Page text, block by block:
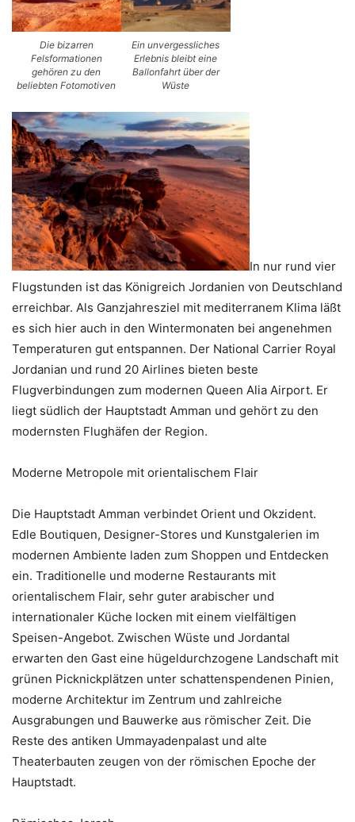
Die bizarren
Felsformationen
gehören zu den
beliebten Fotomotiven
Ein unvergessliches
Erlebnis bleibt eine
Ballonfahrt über der
Wüste
In nur rund vier
Flugstunden ist das Königreich Jordanien von Deutschland
erreichbar. Als Ganzjahresziel mit mediterranem Klima läßt
es sich hier auch in den Wintermonaten bei angenehmen
Temperaturen gut entspannen. Der National Carrier Royal
Jordanian und rund 20 Airlines bieten beste
Flugverbindungen zum modernen Queen Alia Airport. Er
liegt südlich der Hauptstadt Amman und gehört zu den
modernsten Flughäfen der Region.
Moderne Metropole mit orientalischem Flair
Die Hauptstadt Amman verbindet Orient und Okzident.
Edle Boutiquen, Designer-Stores und Kunstgalerien im
modernen Ambiente laden zum Shoppen und Entdecken
ein. Traditionelle und moderne Restaurants mit
orientalischem Flair, sehr guter arabischer und
internationaler Küche locken mit einem vielfältigen
Speisen-Angebot. Zwischen Wüste und Jordantal
erwarten den Gast eine hügeldurchzogene Landschaft mit
grünen Picknickplätzen unter schattenspendenen Pinien,
moderne Architektur im Zentrum und zahlreiche
Ausgrabungen und Bauwerke aus römischer Zeit. Die
Reste des antiken Ummayadenpalast und alte
Theaterbauten zeugen von der römischen Epoche der
Hauptstadt.